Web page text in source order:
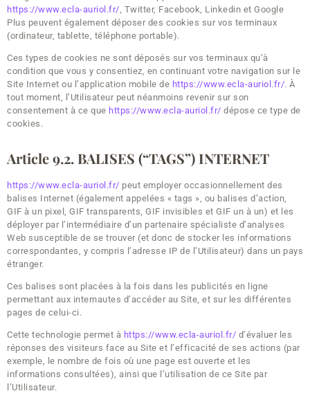
https://www.ecla-auriol.fr/ , Twitter, Facebook, Linkedin et Google
Plus peuvent également déposer des cookies sur vos terminaux
(ordinateur, tablette, téléphone portable).
Ces types de cookies ne sont déposés sur vos terminaux qu’à
condition que vous y consentiez, en continuant votre navigation sur le
Site Internet ou l’application mobile de https://www.ecla-auriol.fr/. À
tout moment, l’Utilisateur peut néanmoins revenir sur son
consentement à ce que https://www.ecla-auriol.fr/ dépose ce type de
cookies.
Article 9.2. BALISES (“TAGS”) INTERNET
https://www.ecla-auriol.fr/ peut employer occasionnellement des
balises Internet (également appelées « tags », ou balises d’action,
GIF à un pixel, GIF transparents, GIF invisibles et GIF un à un) et les
déployer par l’intermédiaire d’un partenaire spécialiste d’analyses
Web susceptible de se trouver (et donc de stocker les informations
correspondantes, y compris l’adresse IP de l’Utilisateur) dans un pays
étranger.
Ces balises sont placées à la fois dans les publicités en ligne
permettant aux internautes d’accéder au Site, et sur les différentes
pages de celui-ci.
Cette technologie permet à https://www.ecla-auriol.fr/ d’évaluer les
réponses des visiteurs face au Site et l’efficacité de ses actions (par
exemple, le nombre de fois où une page est ouverte et les
informations consultées), ainsi que l’utilisation de ce Site par
l’Utilisateur.